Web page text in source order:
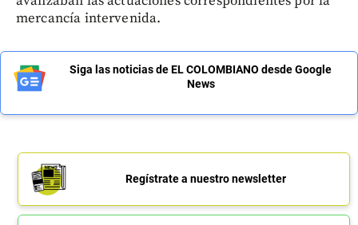
mercancía intervenida.
Siga las noticias de EL COLOMBIANO desde Google
News
Regístrate a nuestro newsletter